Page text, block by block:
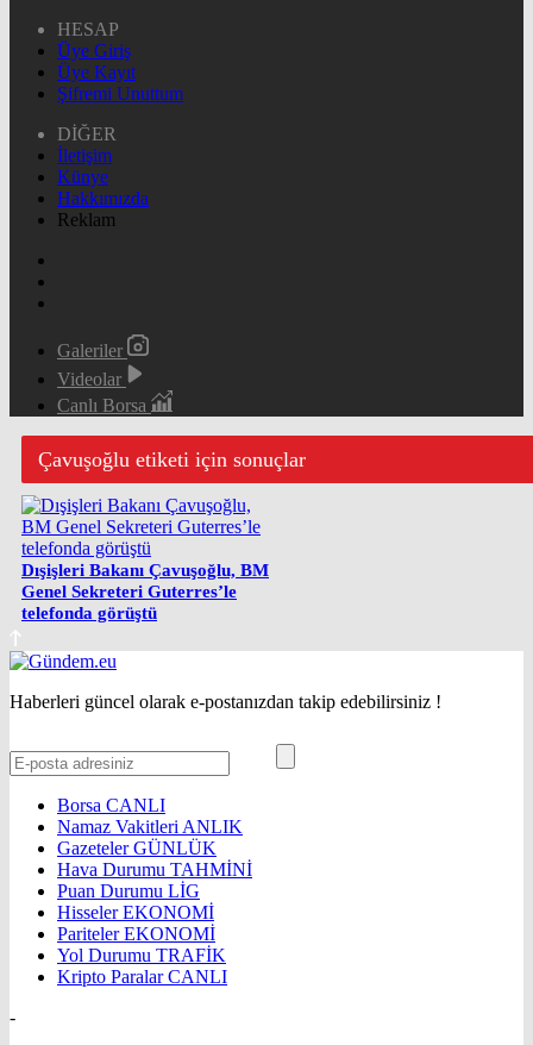
HESAP
Üye Giriş
Üye Kayıt
Şifremi Unuttum
DİĞER
İletişim
Künye
Hakkımızda
Reklam
Galeriler
Videolar
Canlı Borsa
Çavuşoğlu etiketi için sonuçlar
Dışişleri Bakanı Çavuşoğlu, BM
Genel Sekreteri Guterres’le
telefonda görüştü
Haberleri güncel olarak e-postanızdan takip edebilirsiniz !
Borsa CANLI
Namaz Vakitleri ANLIK
GazetelerGÜNLÜK
Hava Durumu TAHMİNİ
Puan Durumu LİG
HisselerEKONOMİ
ParitelerEKONOMİ
Yol Durumu TRAFİK
Kripto ParalarCANLI
-